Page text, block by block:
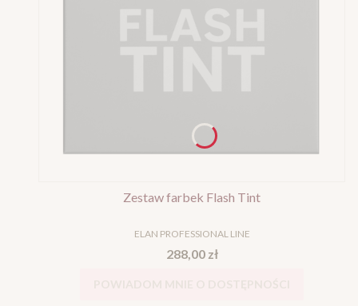
Zestaw farbek Flash Tint
PRODUCENT
ELAN PROFESSIONAL LINE
Cena
288,00 zł